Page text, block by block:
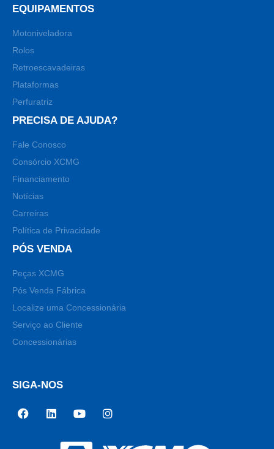
EQUIPAMENTOS
Motoniveladora
Rolos
Retroescavadeiras
Plataformas
Perfuratriz
PRECISA DE AJUDA?
Fale Conosco
Consórcio XCMG
Financiamento
Notícias
Carreiras
Política de Privacidade
PÓS VENDA
Peças XCMG
Pós Venda Fábrica
Localize uma Concessionária
Serviço ao Cliente
Concessionárias
SIGA-NOS